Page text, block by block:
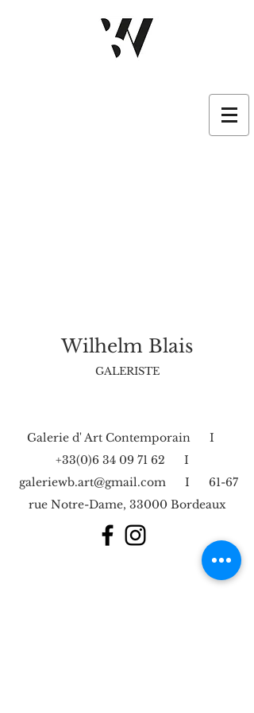
Wilhelm Blais
GALERISTE
Galerie d' Art Contemporain I
+33(0)6 34 09 71 62 I
galeriewb.art@gmail.com I 61-67
rue Notre-Dame, 33000 Bordeaux